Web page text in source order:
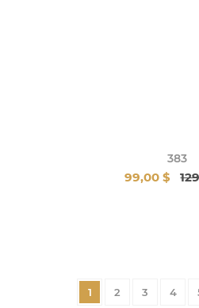
383
99,00 $
1 2 3 4